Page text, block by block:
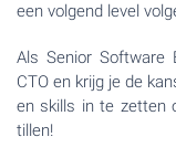
een volgend level
Als Senior Software
CTO en krijg je de
en skills in te zetten
tillen!